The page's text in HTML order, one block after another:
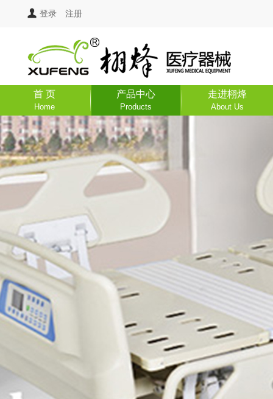
登录 注册
首 页
Home
产品中心
Products
走进栩烽
About Us